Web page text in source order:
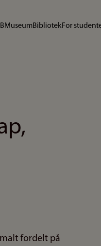
MuseumBibliotekFor
fordelt på